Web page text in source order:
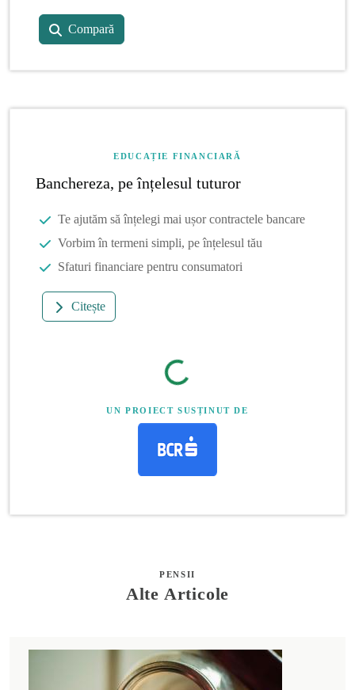
Compară
EDUCAȚIE FINANCIARĂ
Banchereza, pe înțelesul tuturor
Te ajutăm să înțelegi mai ușor contractele bancare
Vorbim în termeni simpli, pe înțelesul tău
Sfaturi financiare pentru consumatori
Citește
UN PROIECT SUSȚINUT DE
PENSII
Alte Articole